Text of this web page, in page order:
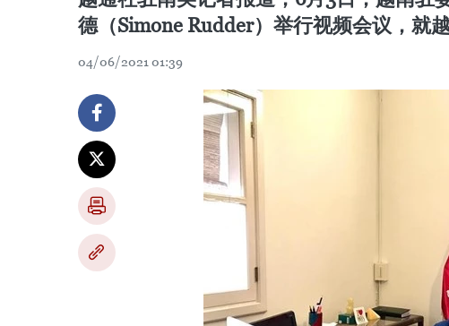
德（Simone Rudder）举行视频会议，就
04/06/2021 01:39